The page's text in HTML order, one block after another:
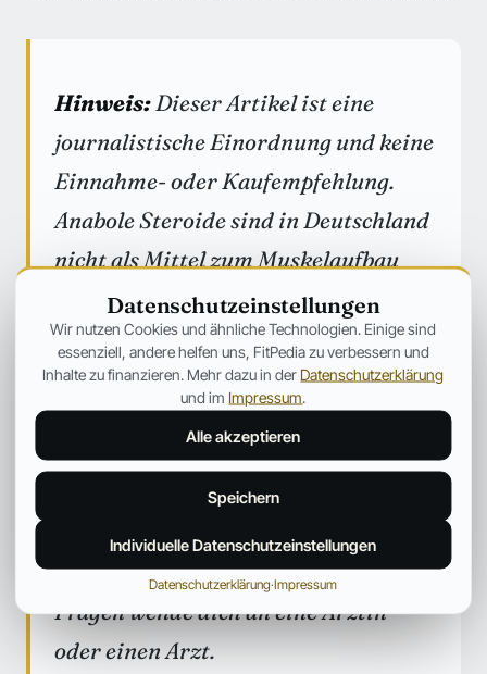
Hinweis:Dieser Artikel ist eine
journalistische Einordnung und keine
Einnahme- oder Kaufempfehlung.
Anabole Steroide sind in Deutschland
nicht als Mittel zum Muskelaufbau
zugelassen, fallen unter das
Arzneimittel- und Anti-Doping-
Recht; Besitz und Handel können
strafbar sein. Eine Testosteron-
Ersatztherapie ist
verschreibungspflichtig. Von einer
Selbstmedikation wird dringend
abgeraten. Bei gesundheitlichen
Fragen wende dich an eine Ärztin
oder einen Arzt.
Datenschutzeinstellungen
Wir nutzen Cookies und ähnliche Technologien. Einige sind
essenziell, andere helfen uns, FitPedia zu verbessern und
Inhalte zu finanzieren. Mehr dazu in der Datenschutzerklärung
und im Impressum.
Alle akzeptieren
Speichern
Individuelle Datenschutzeinstellungen
Datenschutzerklärung·Impressum